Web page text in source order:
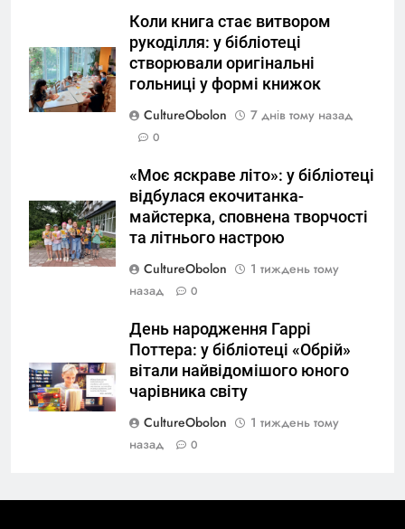
Коли книга стає витвором
рукоділля: у бібліотеці
створювали оригінальні
гольниці у формі книжок
CultureObolon
7 днів тому назад
0
«Моє яскраве літо»: у бібліотеці
відбулася екочитанка-
майстерка, сповнена творчості
та літнього настрою
CultureObolon
1 тиждень тому
назад
0
День народження Гаррі
Поттера: у бібліотеці «Обрій»
вітали найвідомішого юного
чарівника світу
CultureObolon
1 тиждень тому
назад
0